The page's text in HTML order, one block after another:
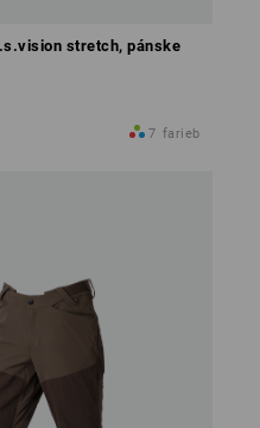
stretch, pánske
7 farieb